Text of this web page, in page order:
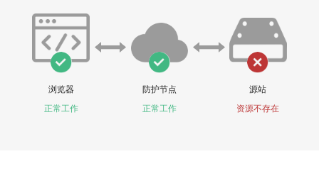
浏览器
正常工作
防护节点
正常工作
源站
资源不存在